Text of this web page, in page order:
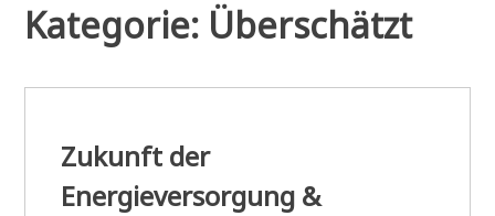
Kategorie: Überschätzt
Zukunft der
Energieversorgung &